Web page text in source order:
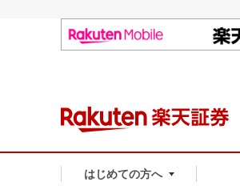
はじめての方へ